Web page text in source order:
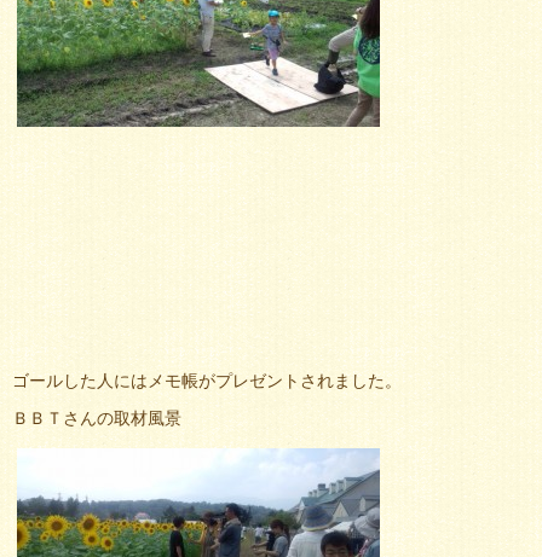
ゴールした人にはメモ帳がプレゼントされました。
ＢＢＴさんの取材風景